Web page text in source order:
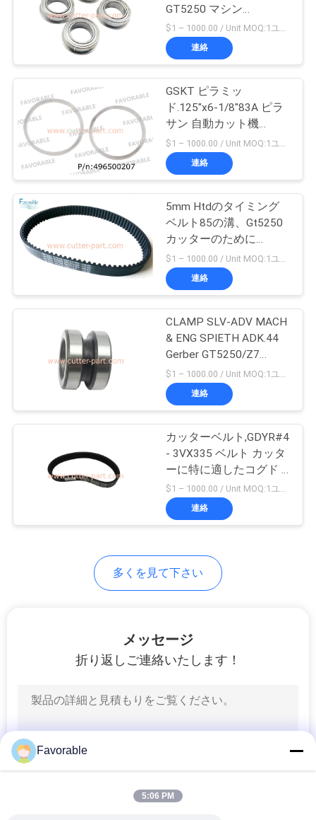
引
用
を
要
求
し
な
い
PRIVACY
POLICY
ベクトル7000
ベクトル2500
28
散布器の部品
124
切断機部品
ボールマー切断器の
部品
GT5250 マシン
153500190のために
$1 – 1000.00 / Unit MOQ:1ユニット/ユニットが交渉します
連絡
GSKT ピラミッ
ド.125"x6-1/8"83A ピラ
サン 自動カット機
GT5250 / Z7 496500207$1 – 1000.00 / Unit MOQ:1ユニット/ユニットが交渉します
連絡
5mm Htdのタイミング
ベルト85の溝、Gt5250
カッターのために
180500290適した15mm
広く特に
連絡
CLAMP SLV-ADV MACH
& ENG SPIETH ADK.44
Gerber GT5250/Z7
306500091 について
連絡
カッターベルト,GDYR#4
- 3VX335 ベルト カッタ
ーに特に適したコグド V
ベルト GT5250 Z7 部品
180500232
$1 – 1000.00 / Unit MOQ:1ユニット/ユニットが交渉します
連絡
多くを見て下さい
メッセージ
折り返しご連絡いたします！
Favorable
5:06 PM